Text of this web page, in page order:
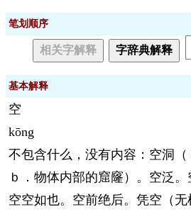
笔划顺序
相关字解释 字辞典解释
基本解释
空
kōng
不包含什么，没有内容：空洞（
ｂ．物体内部的窟窿）。空泛。
空空如也。空前绝后。凭空（